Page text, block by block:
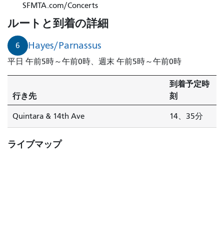
SFMTA.com/Concerts
ルートと到着の詳細
6 Hayes/Parnassus
平日 午前5時～午前0時、週末 午前5時～午前0時
行き先
到着予定時
刻
Quintara & 14th Ave 14、35分
ライブマップ